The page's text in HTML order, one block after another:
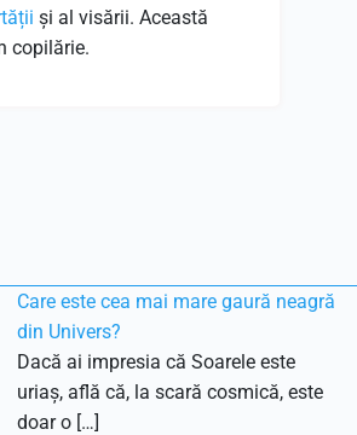
și al visării. Această
copilărie.
Care este cea mai mare gaură neagră
din Univers?
Dacă ai impresia că Soarele este
uriaș, află că, la scară cosmică, este
doar o […]